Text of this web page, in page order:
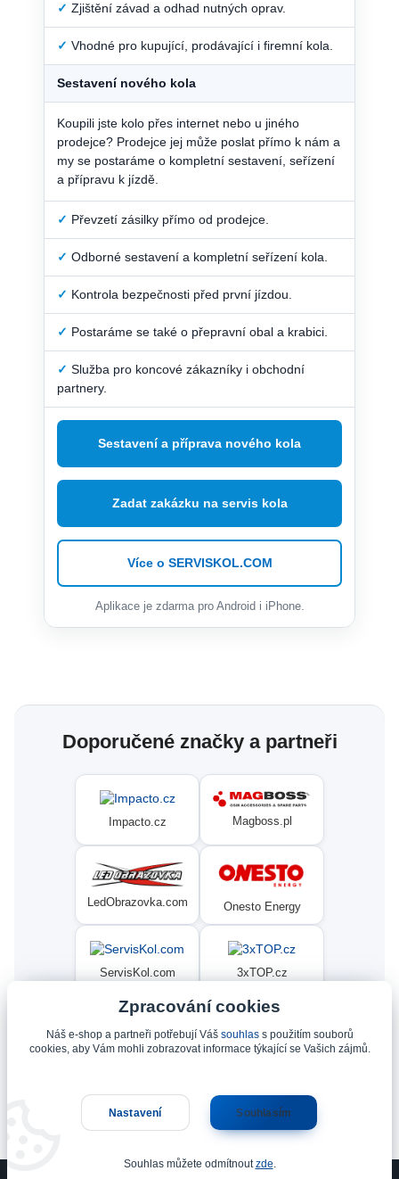
✓ Zjištění závad a odhad nutných oprav.
✓ Vhodné pro kupující, prodávající i firemní kola.
Sestavení nového kola
Koupili jste kolo přes internet nebo u jiného
prodejce? Prodejce jej může poslat přímo k nám a
my se postaráme o kompletní sestavení, seřízení
a přípravu k jízdě.
✓ Převzetí zásilky přímo od prodejce.
✓ Odborné sestavení a kompletní seřízení kola.
✓ Kontrola bezpečnosti před první jízdou.
✓ Postaráme se také o přepravní obal a krabici.
✓ Služba pro koncové zákazníky i obchodní
partnery.
Sestavení a příprava nového kola
Zadat zakázku na servis kola
Více o SERVISKOL.COM
Aplikace je zdarma pro Android i iPhone.
Doporučené značky a partneři
Impacto.cz Magboss.pl
LedObrazovka.com Onesto Energy
ServisKol.com 3xTOP.cz
Condat Ninex.cz
Zpracování cookies
Náš e-shop a partneři potřebují Váš souhlass použitím souborů
cookies, aby Vám mohli zobrazovat informace týkající se Vašich zájmů.
Nastavení Souhlasím
Souhlas můžete odmítnoutzde